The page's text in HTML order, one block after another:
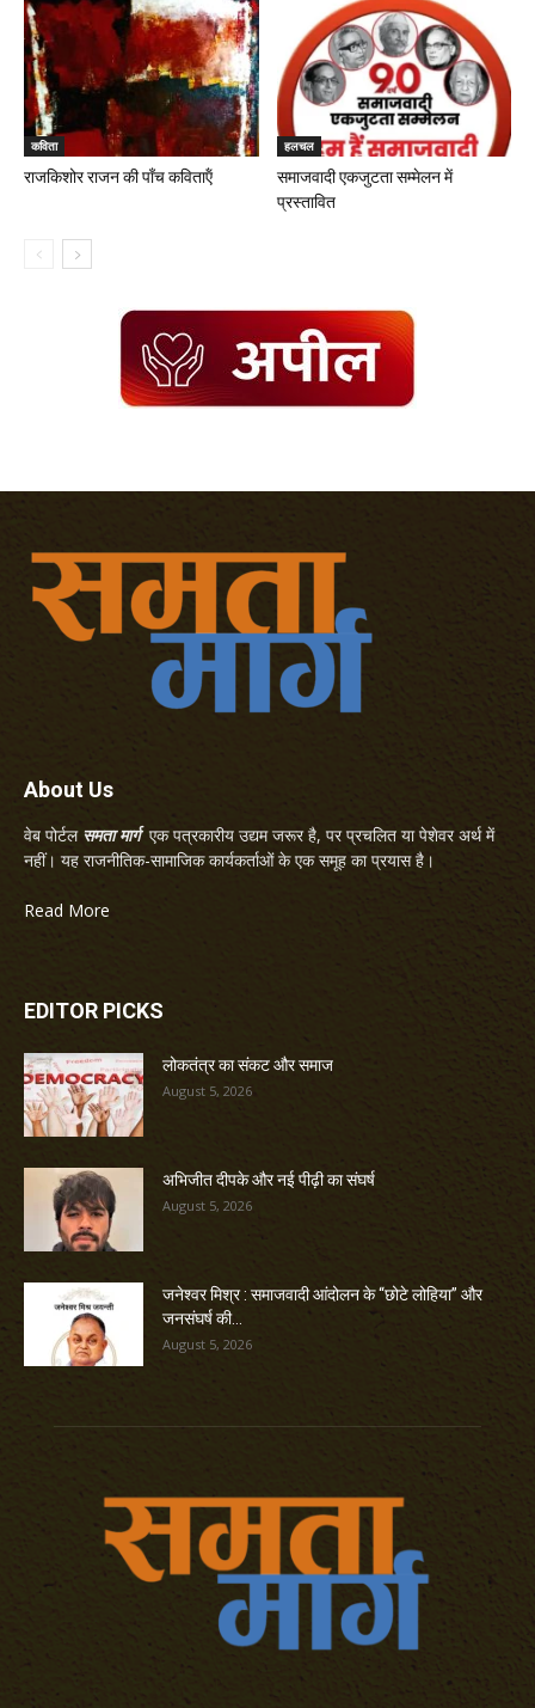
कविता
राजकिशोर राजन की पॉंच कविताऍं
हलचल
समाजवादी एकजुटता सम्मेलन में
प्रस्तावित
About Us
वेब पोर्टल समता मार्गएक पत्रकारीय उद्यम जरूर है, पर प्रचलित या पेशेवर अर्थ में
नहीं। यह राजनीतिक-सामाजिक कार्यकर्ताओं के एक समूह का प्रयास है।
Read More
EDITOR PICKS
लोकतंत्र का संकट और समाज
August 5, 2026
अभिजीत दीपके और नई पीढ़ी का संघर्ष
August 5, 2026
जनेश्वर मिश्र : समाजवादी आंदोलन के “छोटे लोहिया” और
जनसंघर्ष की...
August 5, 2026